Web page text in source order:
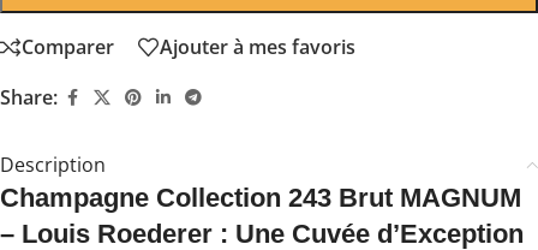
Comparer
Ajouter à mes favoris
Share:
Description
Champagne Collection 243 Brut MAGNUM
– Louis Roederer : Une Cuvée d’Exception